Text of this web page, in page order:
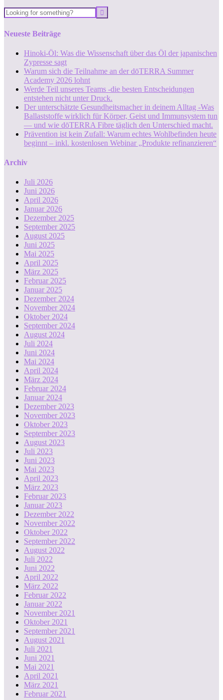
Neueste Beiträge
Hinoki-Öl: Was die Wissenschaft über das Öl der japanischen
Zypresse sagt
Warum sich die Teilnahme an der dōTERRA Summer
Academy 2026 lohnt
Werde Teil unseres Teams -die besten Entscheidungen
entstehen nicht unter Druck.
Der unterschätzte Gesundheitsmacher in deinem Alltag -Was
Ballaststoffe wirklich für Körper, Geist und Immunsystem tun
— und wie dōTERRA Fibre täglich den Unterschied macht.
Prävention ist kein Zufall: Warum echtes Wohlbefinden heute
beginnt – inkl. kostenlosen Webinar „Produkte refinanzieren“
Archiv
Juli 2026
Juni 2026
April 2026
Januar 2026
Dezember 2025
September 2025
August 2025
Juni 2025
Mai 2025
April 2025
März 2025
Februar 2025
Januar 2025
Dezember 2024
November 2024
Oktober 2024
September 2024
August 2024
Juli 2024
Juni 2024
Mai 2024
April 2024
März 2024
Februar 2024
Januar 2024
Dezember 2023
November 2023
Oktober 2023
September 2023
August 2023
Juli 2023
Juni 2023
Mai 2023
April 2023
März 2023
Februar 2023
Januar 2023
Dezember 2022
November 2022
Oktober 2022
September 2022
August 2022
Juli 2022
Juni 2022
April 2022
März 2022
Februar 2022
Januar 2022
November 2021
Oktober 2021
September 2021
August 2021
Juli 2021
Juni 2021
Mai 2021
April 2021
März 2021
Februar 2021